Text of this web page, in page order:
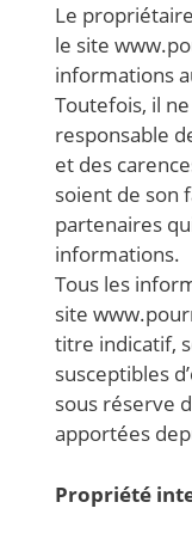
Le
le site
informations
Toutefois, il
responsable
et des
soient de son
partenaires
informations.
Tous les
site
titre indicatif,
susceptibles
sous réserve
apportées
Propriété